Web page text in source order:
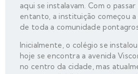
aqui se instalavam. Com o
entanto, a instituição começou a
de toda a comunidade
Inicialmente, o colégio se
hoje se encontra a avenida
no centro da cidade, mas